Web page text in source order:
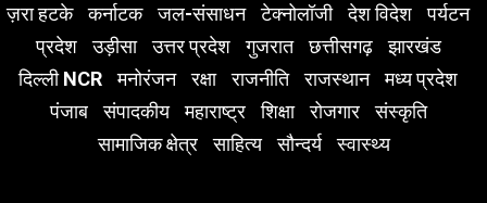
ज़रा हटके
कर्नाटक जल-संसाधन टेक्नोलॉजी देश विदेश
पर्यटन
प्रदेश
उड़ीसा उत्तर प्रदेश गुजरात छत्तीसगढ़
झारखंड
दिल्ली NCR
मनोरंजन रक्षा राजनीति राजस्थान
मध्य प्रदेश
पंजाब
संपादकीय महाराष्ट्र शिक्षा रोजगार
संस्कृति
सामाजिक क्षेत्र
साहित्य सौन्दर्य स्वास्थ्य